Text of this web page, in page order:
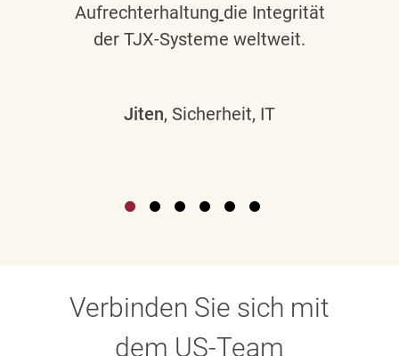
Aufrechterhaltung die Integrität
der TJX-Systeme weltweit.
Jiten, Sicherheit, IT
Verbinden Sie sich mit
dem US-Team